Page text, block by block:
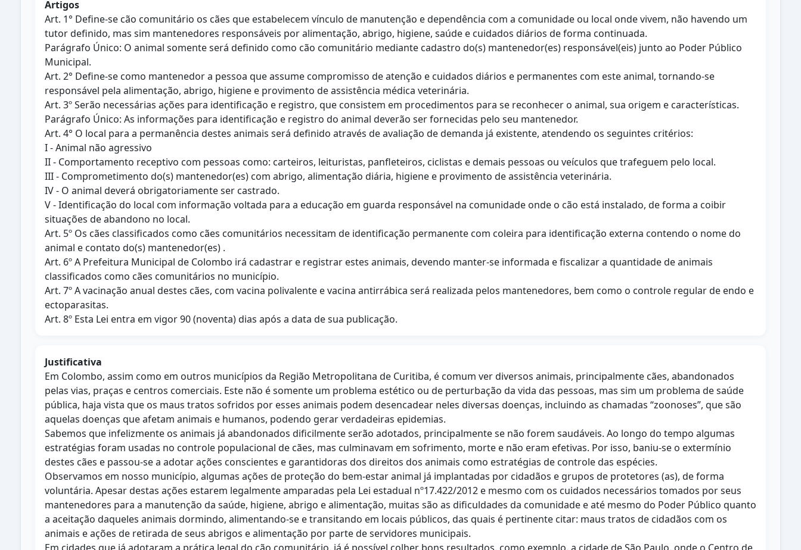
Artigos
Art. 1° Define-se cão comunitário os cães que estabelecem vínculo de manutenção e dependência com a comunidade ou local onde vivem, não havendo um
tutor definido, mas sim mantenedores responsáveis por alimentação, abrigo, higiene, saúde e cuidados diários de forma continuada.
Parágrafo Único: O animal somente será definido como cão comunitário mediante cadastro do(s) mantenedor(es) responsável(eis) junto ao Poder Público
Municipal.
Art. 2° Define-se como mantenedor a pessoa que assume compromisso de atenção e cuidados diários e permanentes com este animal, tornando-se
responsável pela alimentação, abrigo, higiene e provimento de assistência médica veterinária.
Art. 3º Serão necessárias ações para identificação e registro, que consistem em procedimentos para se reconhecer o animal, sua origem e características.
Parágrafo Único: As informações para identificação e registro do animal deverão ser fornecidas pelo seu mantenedor.
Art. 4° O local para a permanência destes animais será definido através de avaliação de demanda já existente, atendendo os seguintes critérios:
I - Animal não agressivo
II - Comportamento receptivo com pessoas como: carteiros, leituristas, panfleteiros, ciclistas e demais pessoas ou veículos que trafeguem pelo local.
III - Comprometimento do(s) mantenedor(es) com abrigo, alimentação diária, higiene e provimento de assistência veterinária.
IV - O animal deverá obrigatoriamente ser castrado.
V - Identificação do local com informação voltada para a educação em guarda responsável na comunidade onde o cão está instalado, de forma a coibir
situações de abandono no local.
Art. 5º Os cães classificados como cães comunitários necessitam de identificação permanente com coleira para identificação externa contendo o nome do
animal e contato do(s) mantenedor(es) .
Art. 6º A Prefeitura Municipal de Colombo irá cadastrar e registrar estes animais, devendo manter-se informada e fiscalizar a quantidade de animais
classificados como cães comunitários no município.
Art. 7º A vacinação anual destes cães, com vacina polivalente e vacina antirrábica será realizada pelos mantenedores, bem como o controle regular de endo e
ectoparasitas.
Art. 8º Esta Lei entra em vigor 90 (noventa) dias após a data de sua publicação.
Justificativa
Em Colombo, assim como em outros municípios da Região Metropolitana de Curitiba, é comum ver diversos animais, principalmente cães, abandonados
pelas vias, praças e centros comerciais. Este não é somente um problema estético ou de perturbação da vida das pessoas, mas sim um problema de saúde
pública, haja vista que os maus tratos sofridos por esses animais podem desencadear neles diversas doenças, incluindo as chamadas “zoonoses”, que são
aquelas doenças que afetam animais e humanos, podendo gerar verdadeiras epidemias.
Sabemos que infelizmente os animais já abandonados dificilmente serão adotados, principalmente se não forem saudáveis. Ao longo do tempo algumas
estratégias foram usadas no controle populacional de cães, mas culminavam em sofrimento, morte e não eram efetivas. Por isso, baniu-se o extermínio
destes cães e passou-se a adotar ações conscientes e garantidoras dos direitos dos animais como estratégias de controle das espécies.
Observamos em nosso município, algumas ações de proteção do bem-estar animal já implantadas por cidadãos e grupos de protetores (as), de forma
voluntária. Apesar destas ações estarem legalmente amparadas pela Lei estadual nº17.422/2012 e mesmo com os cuidados necessários tomados por seus
mantenedores para a manutenção da saúde, higiene, abrigo e alimentação, muitas são as dificuldades da comunidade e até mesmo do Poder Público quanto
a aceitação daqueles animais dormindo, alimentando-se e transitando em locais públicos, das quais é pertinente citar: maus tratos de cidadãos com os
animais e ações de retirada de seus abrigos e alimentação por parte de servidores municipais.